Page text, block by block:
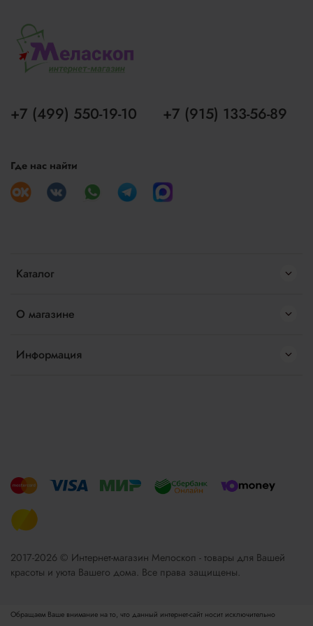
Каталог
О магазине
Информация
+7 (499) 550-19-10 +7 (915) 133-56-89
Где нас найти
2017-2026 © Интернет-магазин Мелоскоп - товары для Вашей
красоты и уюта Вашего дома. Все права защищены.
Обращаем Ваше внимание на то, что данный интернет-сайт носит исключительно